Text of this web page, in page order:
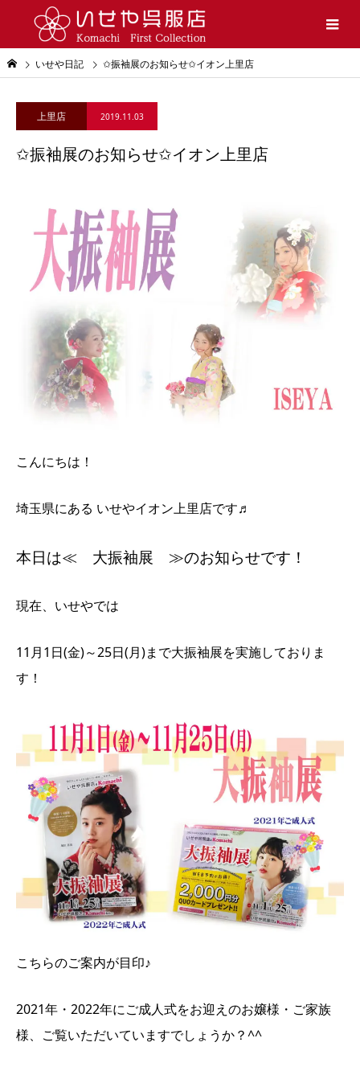
いせや日記 ✩振袖展のお知らせ✩イオン上里店
上里店 2019.11.03
✩振袖展のお知らせ✩イオン上里店
こんにちは！
埼玉県にある いせやイオン上里店です♬
本日は≪ 大振袖展 ≫のお知らせです！
現在、いせやでは
11月1日(金)～25日(月)まで大振袖展を実施しておりま
す！
こちらのご案内が目印♪
2021年・2022年にご成人式をお迎えのお嬢様・ご家族
様、ご覧いただいていますでしょうか？^^